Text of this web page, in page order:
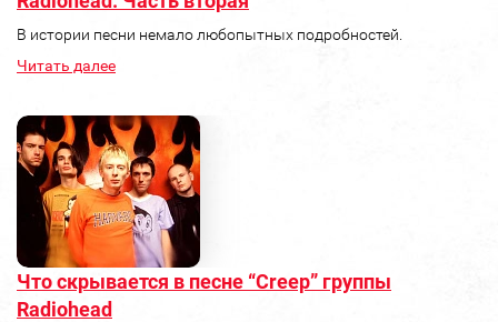
В истории песни немало любопытных подробностей.
Читать далее
Что скрывается в песне “Creep” группы
Radiohead